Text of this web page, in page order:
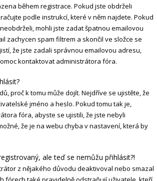
během registrace. Pokud jste obdrželi
podle instrukcí, které v něm najdete. Pokud
mohli jste zadat špatnou emailovou
zachycen spam filtrem a skončil ve složce se
že jste zadali správnou emailovou adresu,
kontaktovat administrátora fóra.
proč k tomu může dojít. Nejdříve se ujistěte, že
jméno a heslo. Pokud tomu tak je,
fóra, abyste se ujistili, že jste nebyli
že je na webu chyba v nastavení, která by
ale teď se nemůžu přihlásit?!
z nějakého důvodu deaktivoval nebo smazal